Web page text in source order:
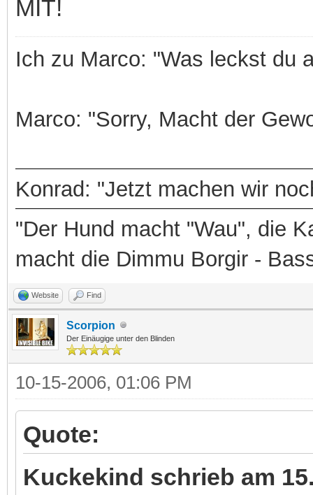
MIT!
Ich zu Marco: "Was leckst du
Marco: "Sorry, Macht der
Konrad: "Jetzt machen wir
"Der Hund macht "Wau", die
macht die Dimmu Borgir -
Website Find
Scorpion
Der Einäugige unter den Blinden
10-15-2006, 01:06 PM
Quote:
Kuckekind schrieb am